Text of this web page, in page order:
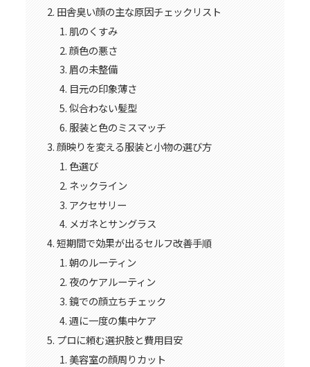
田舎臭い顔の主な原因チェックリスト
肌のくすみ
顔色の悪さ
眉の未整備
目元の印象薄さ
似合わない髪型
服装と色のミスマッチ
顔映りを変える服装と小物の選び方
色選び
ネックライン
アクセサリー
メガネとサングラス
短期間で効果が出るセルフ改善手順
朝のルーティン
夜のケアルーティン
鏡での顔立ちチェック
週に一度の集中ケア
プロに頼む選択肢と費用目安
美容室の顔周りカット